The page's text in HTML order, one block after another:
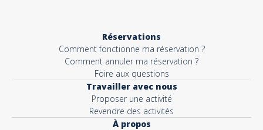
Réservations
Comment fonctionne ma réservation ?
Comment annuler ma réservation ?
Foire aux questions
Travailler avec nous
Proposer une activité
Revendre des activités
À propos